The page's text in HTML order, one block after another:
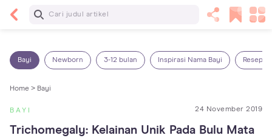
Baca Selanjutnya
Bayi Newborn 3-12 bulan Inspirasi Nama Bayi Resep
Home > Bayi
BAYI 24 November 2019
Trichomegaly: Kelainan Unik Pada Bulu Mata